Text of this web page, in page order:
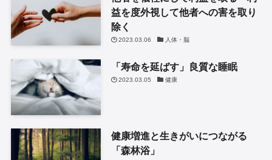
益を度外視して他者への害を取り
除く
2023.03.06 人体・脳
「寿命を延ばす」良質な睡眠
2023.03.05 健康
健康増進と生きがいにつながる
「森林浴」